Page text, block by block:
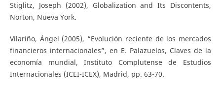
Stiglitz, Joseph (2002), Globalization and Its Discontents,
Norton, Nueva York.
Vilariño, Ángel (2005), “Evolución reciente de los mercados
financieros internacionales”, en E. Palazuelos, Claves de la
economía mundial, Instituto Complutense de Estudios
Internacionales (ICEI-ICEX), Madrid, pp. 63-70.